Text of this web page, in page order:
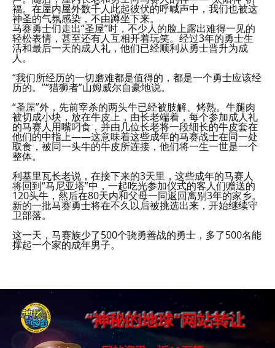
福。在屋内屋外数千人此起彼伏的呼喊声中，我们也被这
神圣的气氛感染，不由蹲坐下来。
马赛勇士们走出“圣屋”时，不少人的脸上露出难得一见的
轻松表情，甚至还有人互相开着玩笑。经过3年的勇士生
活和最后一天的成人礼，他们已经顺利从勇士晋升为成
人。
“我们所经历的一切磨难都是值得的，都是一个勇士应该经
历的。”“猎狮者”山姆威尔自豪地说。
“圣屋”外，先前宰杀的两头牛已经被肢解、烤熟。牛腿肉
被切成小块，放在牛皮上，由长老端着，每个参加成人礼
的马赛人用嘴叼食，并由几位长老将一段细长的牛皮套在
他们的中指上——这意味着这些成年的马赛战士在同一处
取食，被同一头牛的牛皮所连接，他们将一生一世是一个
整体。
利基里瓦长老说，在接下来的3天里，这些成年的马赛人
将回到“马尼亚塔”中，一起吃光参加仪式的客人们赠送的
120头牛，然后在80天内和父母一同返回离别3年的家乡。
新的一批马赛勇士将在不久以后被挑选出来，开始继续守
卫部落。
这一天，马赛族少了500个骁勇善战的勇士，多了500名能
撑起一个家的成年男子。